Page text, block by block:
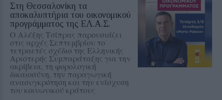
Στη Θεσσαλονίκη τα
αποκαλυπτήρια του οικονομικού
προγράμματος της ΕΛ.Α.Σ.
Ο Αλέξης Τσίπρας παρουσιάζει
στις αρχές Σεπτεμβρίου το
τετραετές σχέδιο της Ελληνικής
Αριστερής Συμπαράταξης για την
ακρίβεια, τη φορολογική
δικαιοσύνη, την παραγωγική
ανασυγκρότηση και την ενίσχυση
του κοινωνικού κράτους